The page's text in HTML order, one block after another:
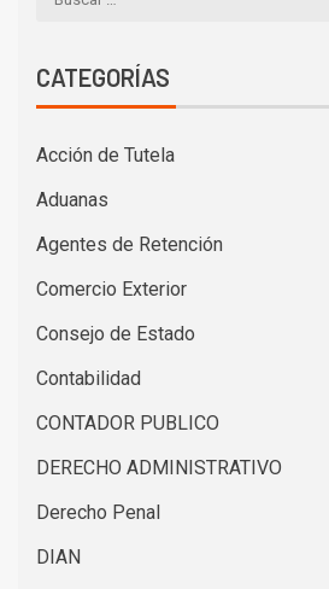
CATEGORÍAS
Acción de Tutela
Aduanas
Agentes de Retención
Comercio Exterior
Consejo de Estado
Contabilidad
CONTADOR PUBLICO
DERECHO ADMINISTRATIVO
Derecho Penal
DIAN